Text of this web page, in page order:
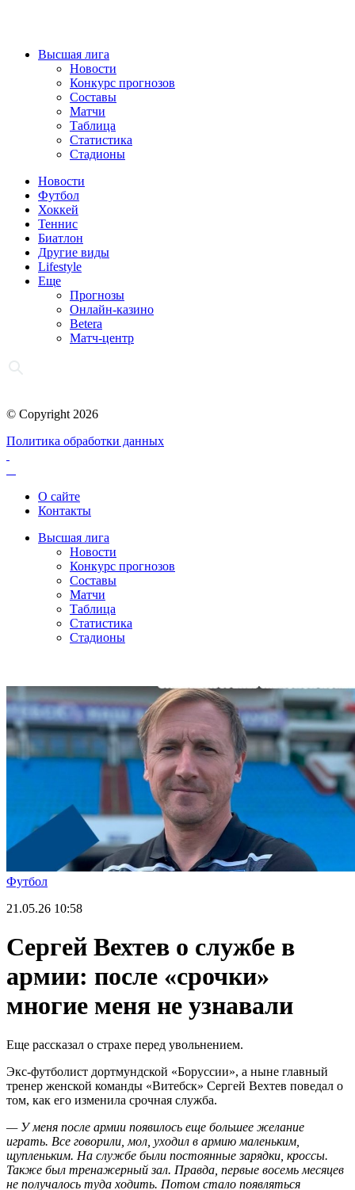
Высшая лига
Новости
Конкурс прогнозов
Составы
Матчи
Таблица
Статистика
Стадионы
Новости
Футбол
Хоккей
Теннис
Биатлон
Другие виды
Lifestyle
Еще
Прогнозы
Онлайн-казино
Betera
Матч-центр
© Copyright 2026
Политика обработки данных
О сайте
Контакты
Высшая лига
Новости
Конкурс прогнозов
Составы
Матчи
Таблица
Статистика
Стадионы
Футбол
21.05.26 10:58
Сергей Вехтев о службе в
армии: после «срочки»
многие меня не узнавали
Еще рассказал о страхе перед увольнением.
Экс-футболист дортмундской «Боруссии», а ныне главный
тренер женской команды «Витебск» Сергей Вехтев поведал о
том, как его изменила срочная служба.
— У меня после армии появилось еще большее желание
играть. Все говорили, мол, уходил в армию маленьким,
щупленьким. На службе были постоянные зарядки, кроссы.
Также был тренажерный зал. Правда, первые восемь месяцев
не получалось туда ходить. Потом стало появляться